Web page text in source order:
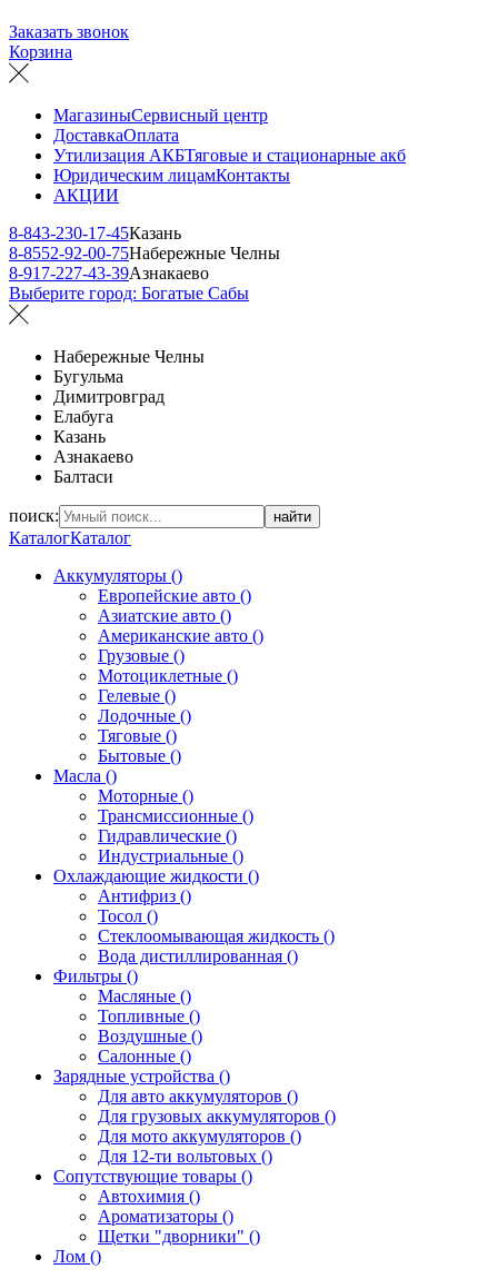
Заказать звонок
Корзина
МагазиныСервисный центр
ДоставкаОплата
Утилизация АКБТяговые и стационарные акб
Юридическим лицамКонтакты
АКЦИИ
8-843-230-17-45Казань
8-8552-92-00-75Набережные Челны
8-917-227-43-39Азнакаево
Выберите город: Богатые Сабы
Набережные Челны
Бугульма
Димитровград
Елабуга
Казань
Азнакаево
Балтаси
поиск: найти
КаталогКаталог
Аккумуляторы ()
Европейские авто ()
Азиатские авто ()
Американские авто ()
Грузовые ()
Мотоциклетные ()
Гелевые ()
Лодочные ()
Тяговые ()
Бытовые ()
Масла ()
Моторные ()
Трансмиссионные ()
Гидравлические ()
Индустриальные ()
Охлаждающие жидкости ()
Антифриз ()
Тосол ()
Стеклоомывающая жидкость ()
Вода дистиллированная ()
Фильтры ()
Масляные ()
Топливные ()
Воздушные ()
Салонные ()
Зарядные устройства ()
Для авто аккумуляторов ()
Для грузовых аккумуляторов ()
Для мото аккумуляторов ()
Для 12-ти вольтовых ()
Сопутствующие товары ()
Автохимия ()
Ароматизаторы ()
Щетки "дворники" ()
Лом ()